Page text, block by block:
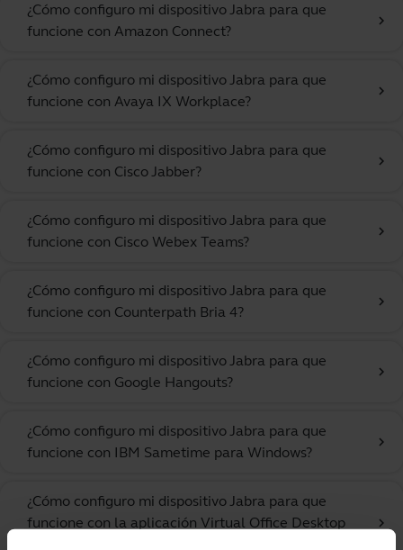
¿Cómo configuro mi dispositivo Jabra para que
funcione con Amazon Connect?
chevron_right
¿Cómo configuro mi dispositivo Jabra para que
funcione con Avaya IX Workplace?
chevron_right
¿Cómo configuro mi dispositivo Jabra para que
funcione con Cisco Jabber?
chevron_right
¿Cómo configuro mi dispositivo Jabra para que
funcione con Cisco Webex Teams?
chevron_right
¿Cómo configuro mi dispositivo Jabra para que
funcione con Counterpath Bria 4?
chevron_right
¿Cómo configuro mi dispositivo Jabra para que
funcione con Google Hangouts?
chevron_right
¿Cómo configuro mi dispositivo Jabra para que
funcione con IBM Sametime para Windows?
chevron_right
¿Cómo configuro mi dispositivo Jabra para que
funcione con la aplicación Virtual Office Desktop
chevron_right